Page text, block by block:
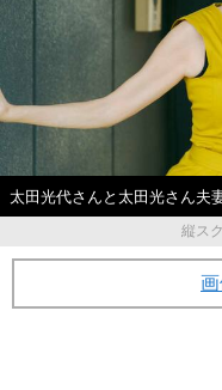
太田光代さんと太田光さん
縦ス